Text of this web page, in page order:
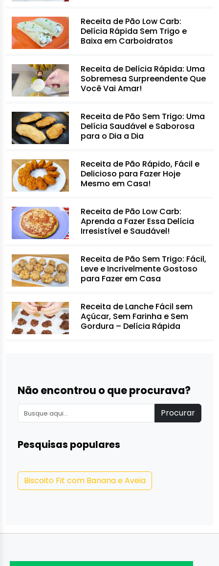
Receita de Pão Low Carb:
Delícia Rápida Sem Trigo e
Baixa em Carboidratos
Receita de Delícia Rápida: Uma
Sobremesa Surpreendente Que
Você Vai Amar!
Receita de Pão Sem Trigo: Uma
Delícia Saudável e Saborosa
para o Dia a Dia
Receita de Pão Rápido, Fácil e
Delicioso para Fazer Hoje
Mesmo em Casa!
Receita de Pão Low Carb:
Aprenda a Fazer Essa Delícia
Irresistível e Saudável!
Receita de Pão Sem Trigo: Fácil,
Leve e Incrivelmente Gostoso
para Fazer em Casa
Receita de Lanche Fácil sem
Açúcar, Sem Farinha e Sem
Gordura – Delícia Rápida
Não encontrou o que procurava?
Procurar
Pesquisas populares
Biscoito Fit com Banana e Aveia